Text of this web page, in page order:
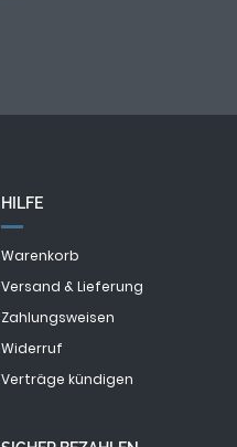
HILFE
Warenkorb
Versand & Lieferung
Zahlungsweisen
Widerruf
Verträge kündigen